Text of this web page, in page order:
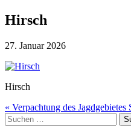
Hirsch
27. Januar 2026
Hirsch
Beitragsnavigation
« Verpachtung des Jagdgebietes
Suche
nach: